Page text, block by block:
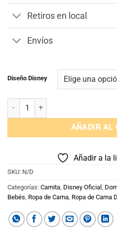
Retiros en local
Envíos
Diseño Disney
Juego de sabanas Cuna Disney
AÑADIR AL
Añadir a la
SKU: N/D
Categorías: Camita Disney Oficial
Bebés Ropa de Cama Ropa de Cama